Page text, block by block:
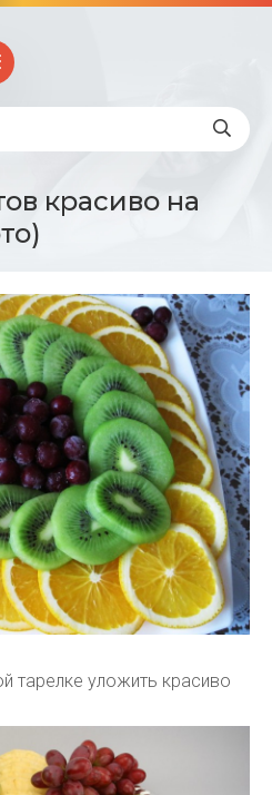
красиво на
тарелке уложить красиво